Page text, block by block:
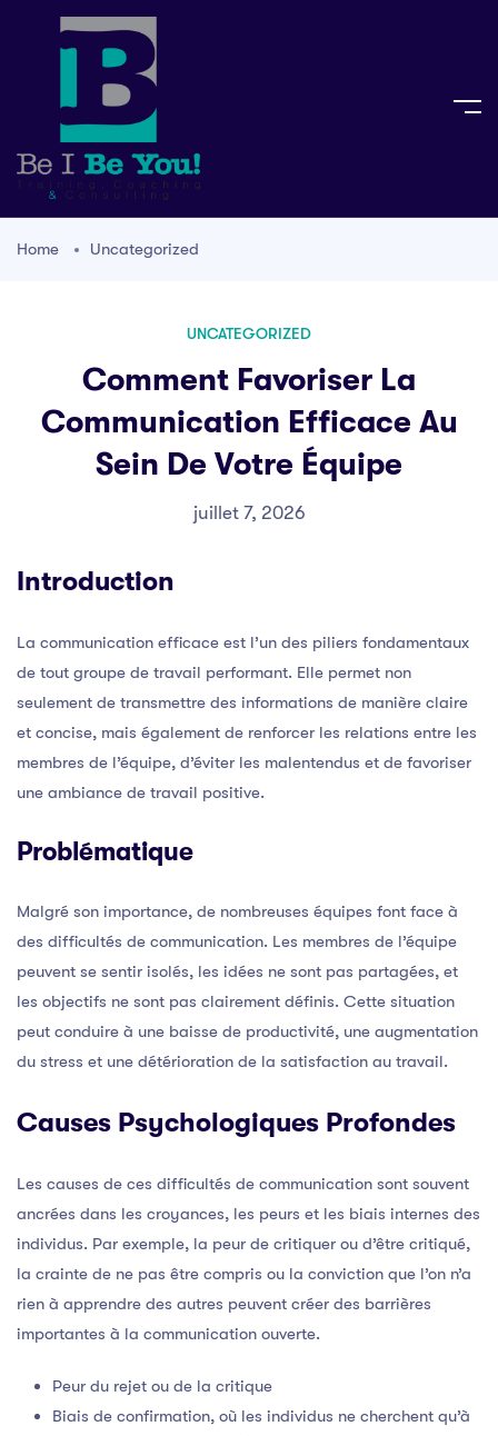
Home Uncategorized
UNCATEGORIZED
Comment Favoriser La
Communication Efficace Au
Sein De Votre Équipe
juillet 7, 2026
Introduction
La communication efficace est l’un des piliers fondamentaux
de tout groupe de travail performant. Elle permet non
seulement de transmettre des informations de manière claire
et concise, mais également de renforcer les relations entre les
membres de l’équipe, d’éviter les malentendus et de favoriser
une ambiance de travail positive.
Problématique
Malgré son importance, de nombreuses équipes font face à
des difficultés de communication. Les membres de l’équipe
peuvent se sentir isolés, les idées ne sont pas partagées, et
les objectifs ne sont pas clairement définis. Cette situation
peut conduire à une baisse de productivité, une augmentation
du stress et une détérioration de la satisfaction au travail.
Causes Psychologiques Profondes
Les causes de ces difficultés de communication sont souvent
ancrées dans les croyances, les peurs et les biais internes des
individus. Par exemple, la peur de critiquer ou d’être critiqué,
la crainte de ne pas être compris ou la conviction que l’on n’a
rien à apprendre des autres peuvent créer des barrières
importantes à la communication ouverte.
Peur du rejet ou de la critique
Biais de confirmation, où les individus ne cherchent qu’à